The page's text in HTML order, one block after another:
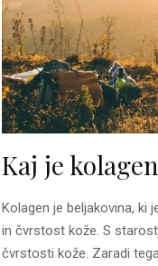
Kaj je
Kolagen je beljakovina,
in čvrstost kože. S
čvrstosti kože. Zaradi